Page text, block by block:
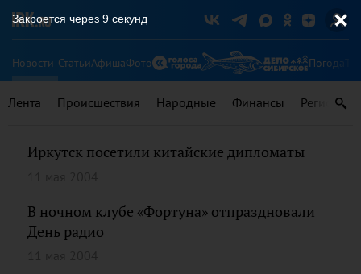
Новости СтатьиАфишаФото Погода
Лента Происшествия Народные Финансы Регионы
Иркутск посетили китайские дипломаты
В ночном клубе «Фортуна» отпраздновали
День радио
Закроется через 9 секунд